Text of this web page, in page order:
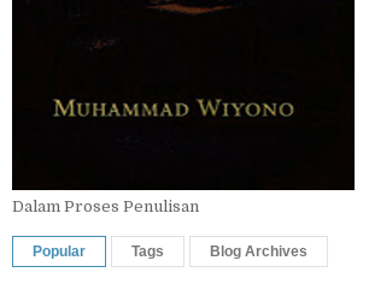
Dalam Proses Penulisan
Popular Tags Blog Archives